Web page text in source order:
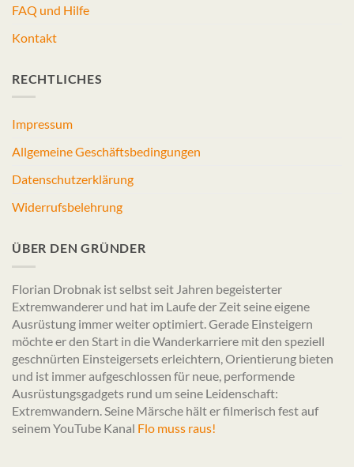
FAQ und Hilfe
Kontakt
RECHTLICHES
Impressum
Allgemeine Geschäftsbedingungen
Datenschutzerklärung
Widerrufsbelehrung
ÜBER DEN GRÜNDER
Florian Drobnak ist selbst seit Jahren begeisterter
Extremwanderer und hat im Laufe der Zeit seine eigene
Ausrüstung immer weiter optimiert. Gerade Einsteigern
möchte er den Start in die Wanderkarriere mit den speziell
geschnürten Einsteigersets erleichtern, Orientierung bieten
und ist immer aufgeschlossen für neue, performende
Ausrüstungsgadgets rund um seine Leidenschaft:
Extremwandern. Seine Märsche hält er filmerisch fest auf
seinem YouTube Kanal Flo muss raus!